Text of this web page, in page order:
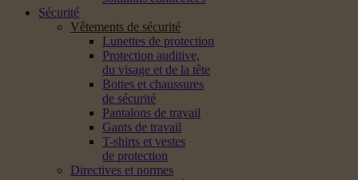
Sécurité
Vêtements de sécurité
Lunettes de protection
Protection auditive,
du visage et de la tête
Bottes et chaussures
de sécurité
Pantalons de travail
Gants de travail
T-shirts et vestes
de protection
Directives et normes